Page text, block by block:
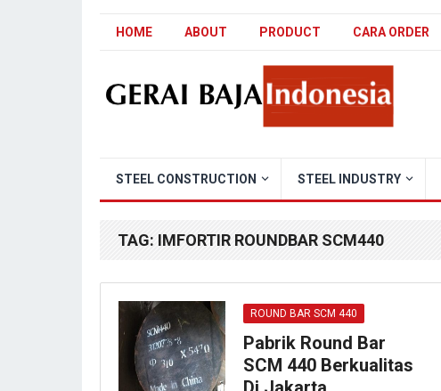
HOME ABOUT PRODUCT CARA ORDER
STEEL CONSTRUCTION STEEL INDUSTRY
TAG: IMFORTIR ROUNDBAR SCM440
ROUND BAR SCM 440
Pabrik Round Bar
SCM 440 Berkualitas